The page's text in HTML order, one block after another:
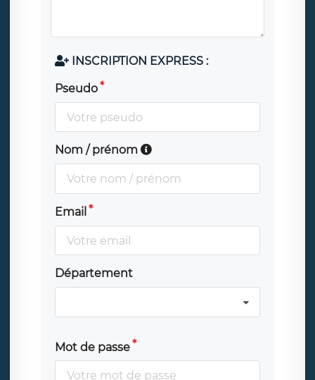
INSCRIPTION EXPRESS :
Pseudo
Nom / prénom
Email
Département
Mot de passe